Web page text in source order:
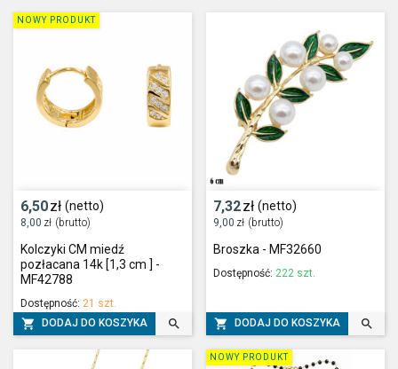
6,50zł (netto)
8,00 zł (brutto)
Kolczyki CM miedź
pozłacana 14k [1,3 cm ] -
MF42788
Dostępność: 21 szt.
 DODAJ DO KOSZYKA 
NOWY PRODUKT
7,32zł (netto)
9,00 zł (brutto)
Broszka - MF32660
Dostępność: 222 szt.
 DODAJ DO KOSZYKA 
NOWY PRODUKT